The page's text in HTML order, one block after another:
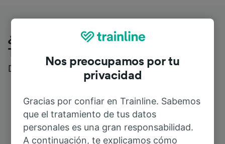
¿Qué piensan nuestros clientes de
Trainline?
Descubre reseñas reales de nuestros viajeros
Nos preocupamos por tu
privacidad
Gracias por confiar en Trainline. Sabemos
que el tratamiento de tus datos
personales es una gran responsabilidad.
A continuación, te explicamos cómo